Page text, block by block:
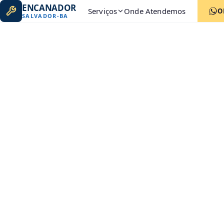
ENCANADOR
SALVADOR-BA Serviços Onde Atendemos